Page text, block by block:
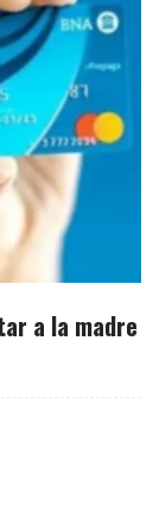
a la madre